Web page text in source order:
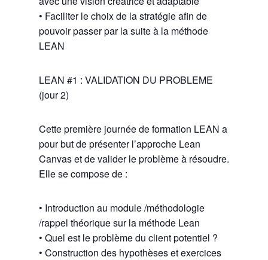
• Faciliter le choix de la stratégie afin de
pouvoir passer par la suite à la méthode
LEAN
LEAN #1 : VALIDATION DU PROBLEME
(jour 2)
Cette première journée de formation LEAN a
pour but de présenter l’approche Lean
Canvas et de valider le problème à résoudre.
Elle se compose de :
• Introduction au module /méthodologie
/rappel théorique sur la méthode Lean
• Quel est le problème du client potentiel ?
• Construction des hypothèses et exercices